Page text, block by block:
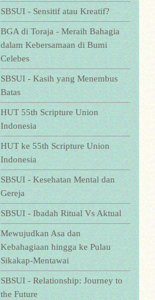
SBSUI - Sensitif atau Kreatif?
BGA di Toraja - Meraih Bahagia
dalam Kebersamaan di Bumi
Celebes
SBSUI - Kasih yang Menembus
Batas
HUT 55th Scripture Union
Indonesia
HUT ke 55th Scripture Union
Indonesia
SBSUI - Kesehatan Mental dan
Gereja
SBSUI - Ibadah Ritual Vs Aktual
Mewujudkan Asa dan
Kebahagiaan hingga ke Pulau
Sikakap-Mentawai
SBSUI - Relationship: Journey to
the Future